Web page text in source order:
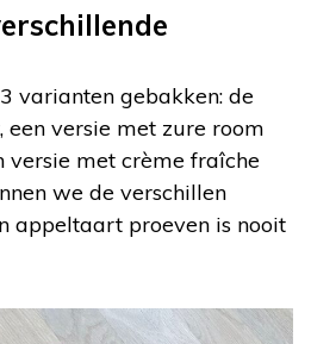
varianten gebakken: de
versie met zure room
versie met crème fraîche
we de verschillen
appeltaart proeven is nooit